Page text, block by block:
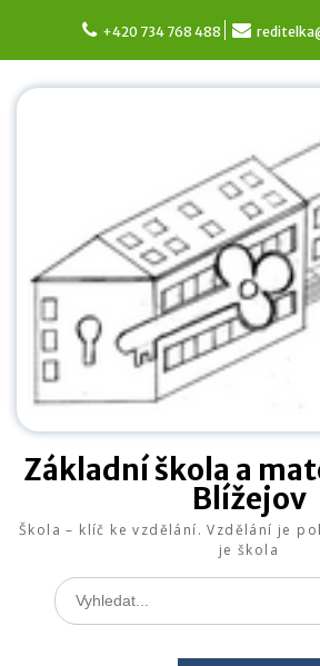
content
+420 734 768 488
Základní škola a
Blížejov
Škola – klíč ke vzdělání. Vzdělání je
je škola
Search
for: